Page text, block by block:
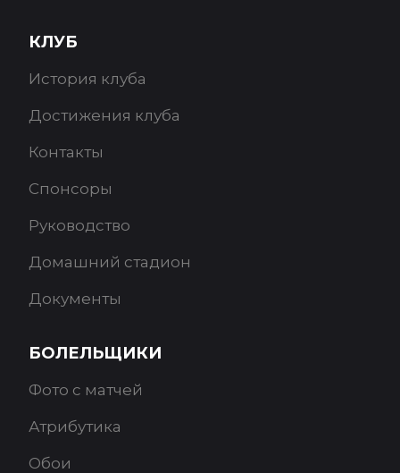
КЛУБ
История клуба
Достижения клуба
Контакты
Спонсоры
Руководство
Домашний стадион
Документы
БОЛЕЛЬЩИКИ
Фото с матчей
Атрибутика
Обои